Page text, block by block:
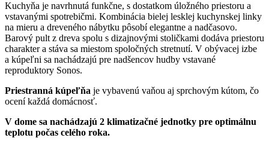
Kuchyňa je navrhnutá funkčne, s dostatkom úložného priestoru a
vstavanými spotrebičmi. Kombinácia bielej lesklej kuchynskej linky
na mieru a dreveného nábytku pôsobí elegantne a nadčasovo.
Barový pult z dreva spolu s dizajnovými stoličkami dodáva priestoru
charakter a stáva sa miestom spoločných stretnutí. V obývacej izbe
a kúpeľni sa nachádzajú pre nadšencov hudby vstavané
reproduktory Sonos.
Priestranná kúpeľňa je vybavenú vaňou aj sprchovým kútom, čo
ocení každá domácnosť.
V dome sa nachádzajú 2 klimatizačné jednotky pre optimálnu
teplotu počas celého roka.